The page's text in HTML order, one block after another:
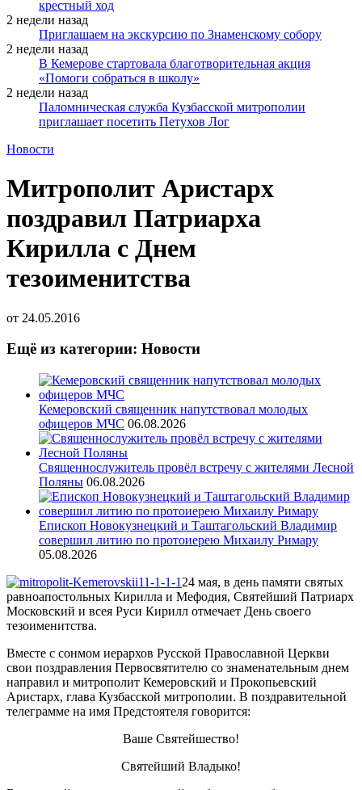
крестный ход
2 недели назад
Приглашаем на экскурсию по Знаменскому собору
2 недели назад
В Кемерове стартовала благотворительная акция
«Помоги собраться в школу»
2 недели назад
Паломническая служба Кузбасской митрополии
приглашает посетить Петухов Лог
Новости
Митрополит Аристарх
поздравил Патриарха
Кирилла с Днем
тезоименитства
от 24.05.2016
Ещё из категории: Новости
Кемеровский священник напутствовал молодых
офицеров МЧС 06.08.2026
Священнослужитель провёл встречу с жителями Лесной
Поляны 06.08.2026
Епископ Новокузнецкий и Таштагольский Владимир
совершил литию по протоиерею Михаилу Римару
05.08.2026
24 мая, в день памяти святых
равноапостольных Кирилла и Мефодия, Святейший Патриарх
Московский и всея Руси Кирилл отмечает День своего
тезоименитства.
Вместе с сонмом иерархов Русской Православной Церкви
свои поздравления Первосвятителю со знаменательным днем
направил и митрополит Кемеровский и Прокопьевский
Аристарх, глава Кузбасской митрополии. В поздравительной
телеграмме на имя Предстоятеля говорится:
Ваше Святейшество!
Святейший Владыко!